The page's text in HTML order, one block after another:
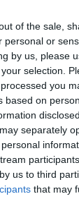
of the sale,
personal or
by us, please
selection.
you
based on
separately
us to third
that may